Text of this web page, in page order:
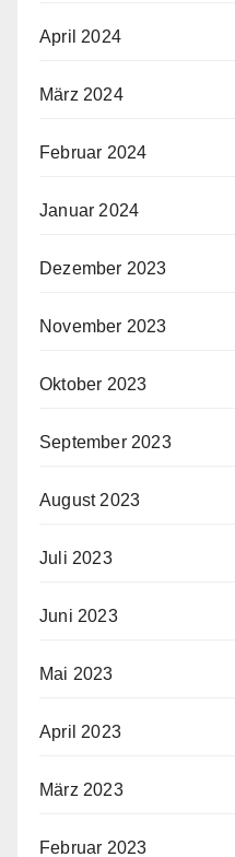
April 2024
März 2024
Februar 2024
Januar 2024
Dezember 2023
November 2023
Oktober 2023
September 2023
August 2023
Juli 2023
Juni 2023
Mai 2023
April 2023
März 2023
Februar 2023